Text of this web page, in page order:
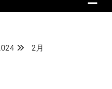
2月